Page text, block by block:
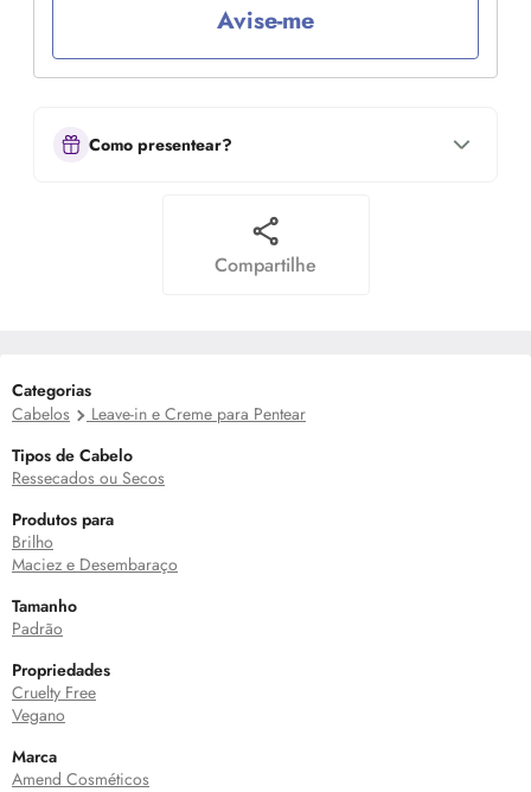
Avise-me
Como presentear?
Compartilhe
Categorias
Cabelos
Leave-in e Creme para Pentear
Tipos de Cabelo
Ressecados ou Secos
Produtos para
Brilho
Maciez e Desembaraço
Tamanho
Padrão
Propriedades
Cruelty Free
Vegano
Marca
Amend Cosméticos